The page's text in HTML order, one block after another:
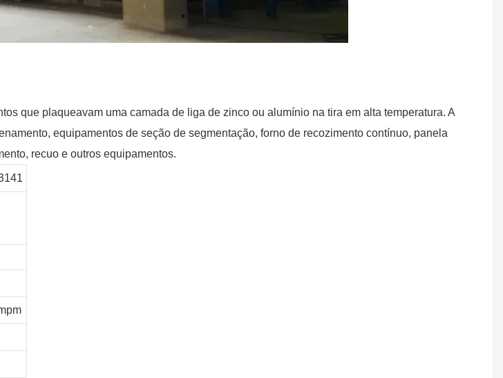
que plaqueavam uma camada de liga de zinco ou alumínio na tira em alta temperatura. A
equipamentos de seção de segmentação, forno de recozimento contínuo, panela
recuo e outros equipamentos.